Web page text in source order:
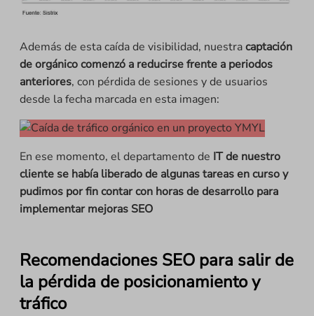
Además de esta caída de visibilidad, nuestracaptación
de orgánico comenzó a reducirse frente a periodos
anteriores, con pérdida de sesiones y de usuarios
desde la fecha marcada en esta imagen:
En ese momento, el departamento de IT de nuestro
cliente se había liberado de algunas tareas en curso y
pudimos por fin contar con horas de desarrollo para
implementar mejoras SEO
Recomendaciones SEO para salir de
la pérdida de posicionamiento y
tráfico